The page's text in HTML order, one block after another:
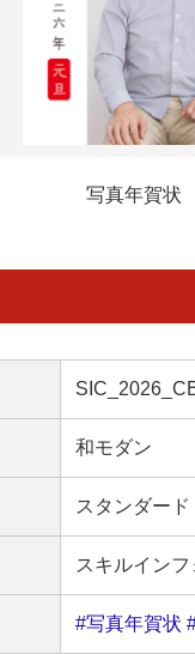
写真年賀状
和モダン
スタンダード
スキルイン
#写真年賀状